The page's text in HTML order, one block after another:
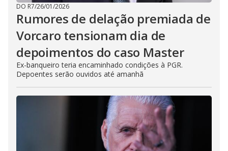
DO R7/26/01/2026
Rumores de delação premiada de
Vorcaro tensionam dia de
depoimentos do caso Master
Ex-banqueiro teria encaminhado condições à PGR.
Depoentes serão ouvidos até amanhã